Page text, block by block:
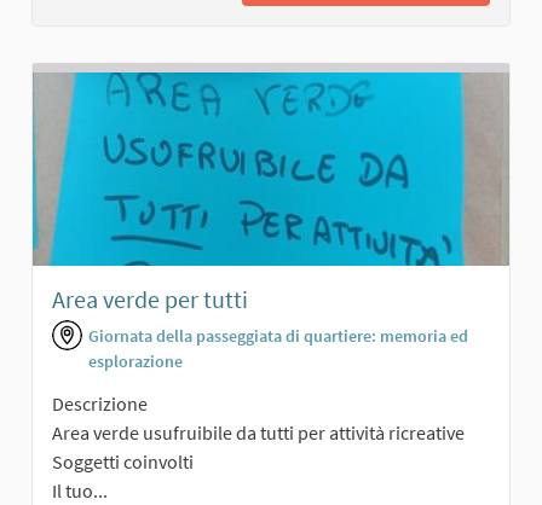
Area verde per tutti
Giornata della passeggiata di quartiere: memoria ed
esplorazione
Descrizione
Area verde usufruibile da tutti per attività ricreative
Soggetti coinvolti
Il tuo...